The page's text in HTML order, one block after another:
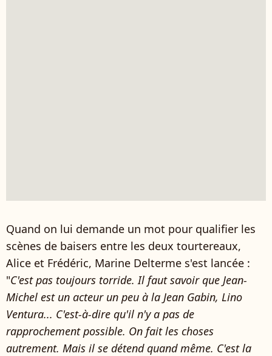
Quand on lui demande un mot pour qualifier les
scènes de baisers entre les deux tourtereaux,
Alice et Frédéric, Marine Delterme s'est lancée :
"C'est pas toujours torride. Il faut savoir que Jean-
Michel est un acteur un peu à la Jean Gabin, Lino
Ventura... C'est-à-dire qu'il n'y a pas de
rapprochement possible. On fait les choses
autrement. Mais il se détend quand même. C'est la